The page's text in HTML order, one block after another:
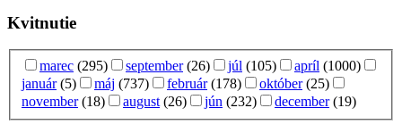
Kvitnutie
marec (295) september (26) júl (105) apríl (1000)
január (5) máj (737) február (178) október (25)
november (18) august (26) jún (232) december (19)